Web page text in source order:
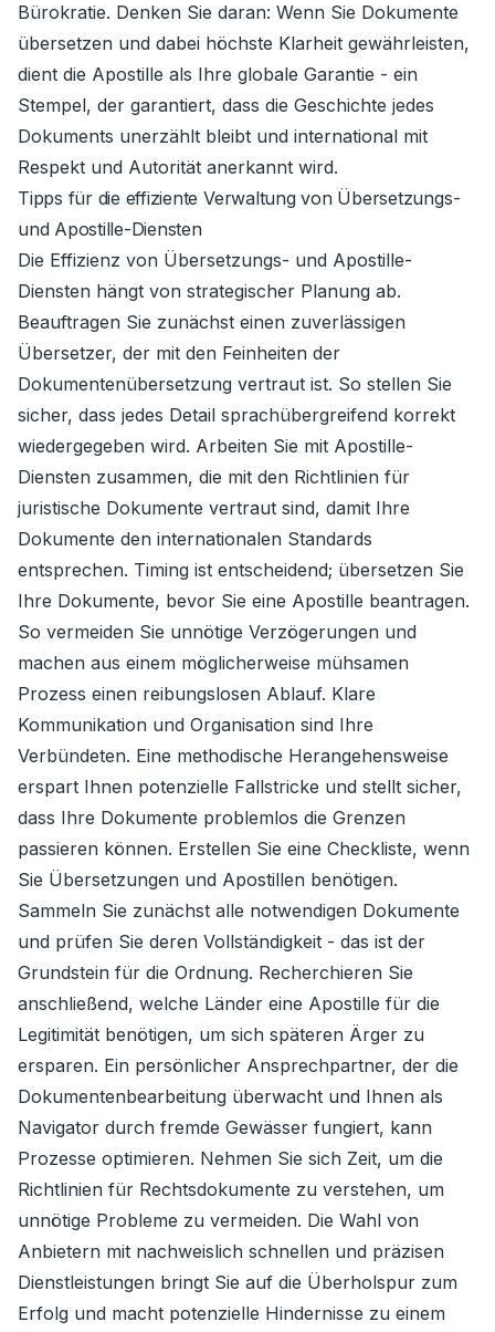
Bürokratie. Denken Sie daran: Wenn Sie Dokumente
übersetzen und dabei höchste Klarheit gewährleisten,
dient die Apostille als Ihre globale Garantie - ein
Stempel, der garantiert, dass die Geschichte jedes
Dokuments unerzählt bleibt und international mit
Respekt und Autorität anerkannt wird.
Tipps für die effiziente Verwaltung von Übersetzungs-
und Apostille-Diensten
Die Effizienz von Übersetzungs- und Apostille-
Diensten hängt von strategischer Planung ab.
Beauftragen Sie zunächst einen zuverlässigen
Übersetzer, der mit den Feinheiten der
Dokumentenübersetzung vertraut ist. So stellen Sie
sicher, dass jedes Detail sprachübergreifend korrekt
wiedergegeben wird. Arbeiten Sie mit Apostille-
Diensten zusammen, die mit den Richtlinien für
juristische Dokumente vertraut sind, damit Ihre
Dokumente den internationalen Standards
entsprechen. Timing ist entscheidend; übersetzen Sie
Ihre Dokumente, bevor Sie eine Apostille beantragen.
So vermeiden Sie unnötige Verzögerungen und
machen aus einem möglicherweise mühsamen
Prozess einen reibungslosen Ablauf. Klare
Kommunikation und Organisation sind Ihre
Verbündeten. Eine methodische Herangehensweise
erspart Ihnen potenzielle Fallstricke und stellt sicher,
dass Ihre Dokumente problemlos die Grenzen
passieren können. Erstellen Sie eine Checkliste, wenn
Sie Übersetzungen und Apostillen benötigen.
Sammeln Sie zunächst alle notwendigen Dokumente
und prüfen Sie deren Vollständigkeit - das ist der
Grundstein für die Ordnung. Recherchieren Sie
anschließend, welche Länder eine Apostille für die
Legitimität benötigen, um sich späteren Ärger zu
ersparen. Ein persönlicher Ansprechpartner, der die
Dokumentenbearbeitung überwacht und Ihnen als
Navigator durch fremde Gewässer fungiert, kann
Prozesse optimieren. Nehmen Sie sich Zeit, um die
Richtlinien für Rechtsdokumente zu verstehen, um
unnötige Probleme zu vermeiden. Die Wahl von
Anbietern mit nachweislich schnellen und präzisen
Dienstleistungen bringt Sie auf die Überholspur zum
Erfolg und macht potenzielle Hindernisse zu einem